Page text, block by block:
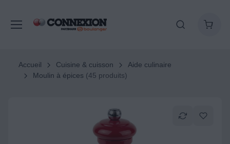
Accueil Cuisine & cuisson
Aide culinaire
Moulin à épices (45 produits)